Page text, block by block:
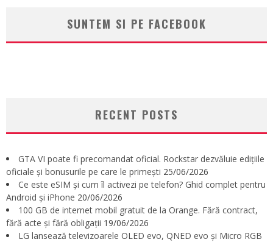
SUNTEM SI PE FACEBOOK
RECENT POSTS
GTA VI poate fi precomandat oficial. Rockstar dezvăluie edițiile
oficiale și bonusurile pe care le primești 25/06/2026
Ce este eSIM și cum îl activezi pe telefon? Ghid complet pentru
Android și iPhone 20/06/2026
100 GB de internet mobil gratuit de la Orange. Fără contract,
fără acte și fără obligații 19/06/2026
LG lansează televizoarele OLED evo, QNED evo și Micro RGB